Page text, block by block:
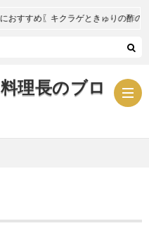
理長のブロ
おすすめ〖キクラゲときゅりの酢の物〗